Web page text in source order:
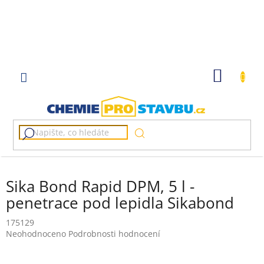
Sika Bond Rapid DPM, 5 l -
penetrace pod lepidla Sikabond
175129
Průměrné
Neohodnoceno Podrobnosti hodnocení